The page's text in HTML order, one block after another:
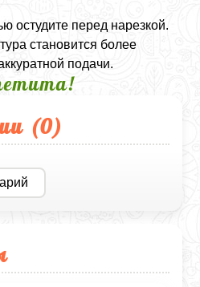
остудите перед нарезкой.
становится более
подачи.
(0)